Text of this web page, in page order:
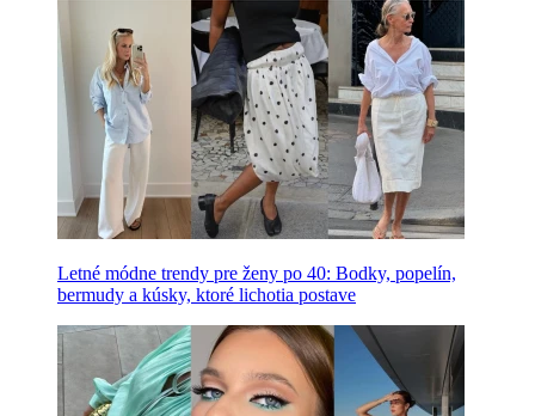
Letné módne trendy pre ženy po 40: Bodky, popelín,
bermudy a kúsky, ktoré lichotia postave